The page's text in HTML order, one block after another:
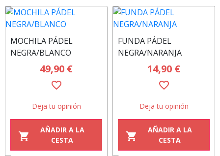
MOCHILA PÁDEL
NEGRA/BLANCO
49,90 €
favorite_border
Deja tu opinión
shopping_cart
AÑADIR A LA
CESTA
FUNDA PÁDEL
NEGRA/NARANJA
14,90 €
favorite_border
Deja tu opinión
shopping_cart
AÑADIR A LA
CESTA